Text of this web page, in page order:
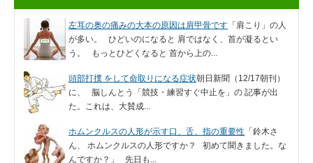
左耳の奥の痛みの大本の原因は肩甲骨です 「肩こり」の人
が多い。 ひどいのになると 肩ではなく、首が凝るとい
う。 もっとひどくなると 首から上の...
頭部打撲 をして命取りになる症状朝日新聞（12/17朝刊）
に、 脳しんとう「競技・練習すぐ中止を」の 記事が出
た。これは、大賛成...
ホムンクルスの人形が示す口、舌、指の重要性 「鈴木さ
ん、 ホムンクルスの人形ですか？ 初めて聞きました。な
んですか？」 先日も...